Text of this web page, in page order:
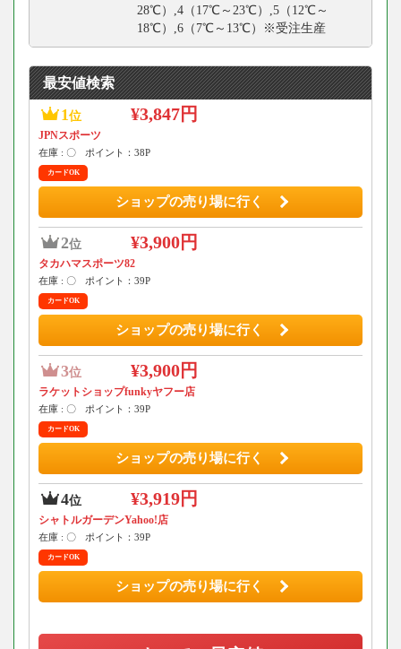
28℃）,4（17℃～23℃）,5（12℃～
18℃）,6（7℃～13℃）※受注生産
最安値検索
1 位 ¥3,847円
JPNスポーツ
在庫 : 〇 ポイント：38P
カードOK
ショップの売り場に行く
2位 ¥3,900円
タカハマスポーツ82
在庫 : 〇 ポイント：39P
カードOK
ショップの売り場に行く
3位 ¥3,900円
ラケットショップfunkyヤフー店
在庫 : 〇 ポイント：39P
カードOK
ショップの売り場に行く
4位 ¥3,919円
シャトルガーデンYahoo!店
在庫 : 〇 ポイント：39P
カードOK
ショップの売り場に行く